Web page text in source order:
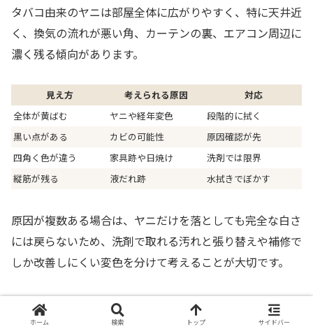
タバコ由来のヤニは部屋全体に広がりやすく、特に天井近
く、換気の流れが悪い角、カーテンの裏、エアコン周辺に
濃く残る傾向があります。
見え方 考えられる原因
対応
全体が黄ばむ
ヤニや経年変色
段階的に拭く
黒い点がある
カビの可能性
原因確認が先
四角く色が違う
家具跡や日焼け
洗剤では限界
縦筋が残る
液だれ跡 水拭きでぼかす
原因が複数ある場合は、ヤニだけを落としても完全な白さ
には戻らないため、洗剤で取れる汚れと張り替えや補修で
しか改善しにくい変色を分けて考えることが大切です。
強くこすらない
ホーム 検索 トップ サイドバー